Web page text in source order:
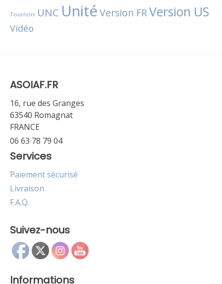
Tournois UNC UnitéVersion FRVersion US
Vidéo
ASOIAF.FR
16, rue des Granges
63540 Romagnat
FRANCE
06 63 78 79 04
Services
Paiement sécurisé
Livraison
F.A.Q.
Suivez-nous
Informations